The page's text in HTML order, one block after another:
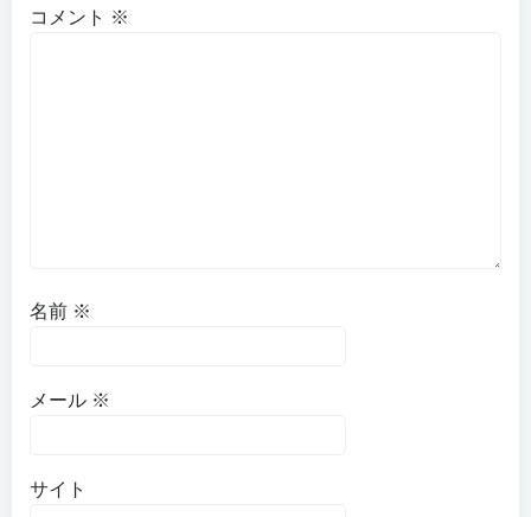
ー
コメント ※
名前 ※
メール ※
サイト